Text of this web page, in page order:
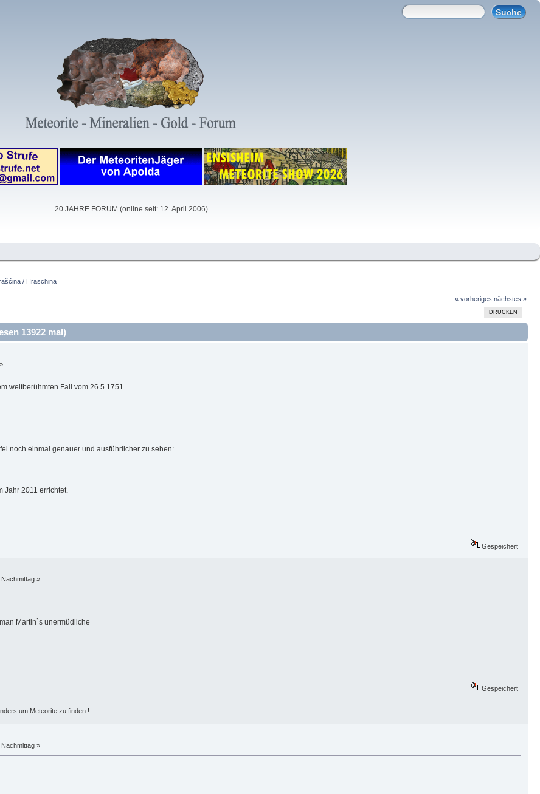
20 JAHRE FORUM (online seit: 12. April 2006)
/ Hraschina
« vorheriges nächstes »
DRUCKEN
13922 mal)
weltberühmten Fall vom 26.5.1751
noch einmal genauer und ausführlicher zu sehen:
Jahr 2011 errichtet.
Gespeichert
»
Martin`s unermüdliche
Gespeichert
um Meteorite zu finden !
»